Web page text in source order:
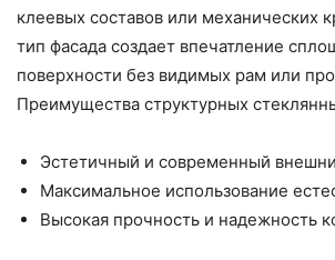
клеевых составов или механических
тип фасада создает впечатление
поверхности без видимых рам или
Преимущества структурных
Эстетичный и современный
Максимальное использование
Высокая прочность и надежность